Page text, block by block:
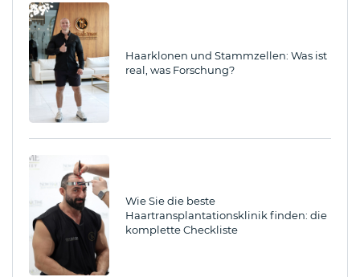
Haarklonen und Stammzellen: Was ist
real, was Forschung?
Wie Sie die beste
Haartransplantationsklinik finden: die
komplette Checkliste